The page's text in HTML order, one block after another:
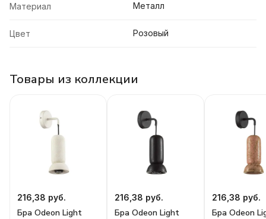
Материал Металл
Цвет Розовый
Товары из коллекции
216,38 руб.
Бра Odeon Light
216,38 руб.
Бра Odeon Light
216,38 руб.
Бра Odeon